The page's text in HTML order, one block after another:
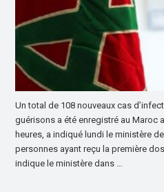
Un total de 108 nouveaux cas
guérisons a été enregistré au Maroc
heures, a indiqué lundi le ministère
personnes ayant reçu la première
indique le ministère dans …